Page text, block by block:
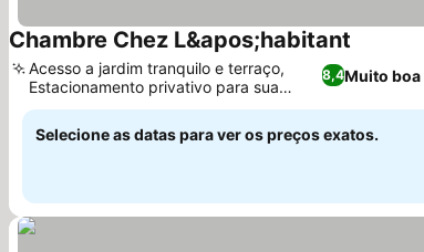
Chambre Chez L&apos;habitant
8,4Muito boa
Acesso a jardim tranquilo e terraço,
Estacionamento privativo para sua
conveniência
Selecione as datas para ver os preços exatos.